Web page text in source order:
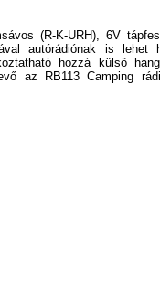
(R-K-URH), 6V
autórádiónak is lehet
hozzá külső
az RB113 Camping